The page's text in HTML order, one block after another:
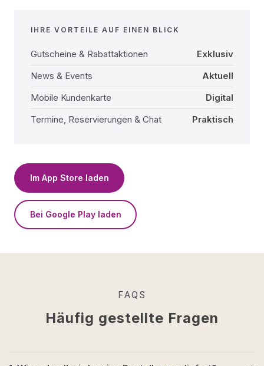
IHRE VORTEILE AUF EINEN BLICK
Gutscheine & Rabattaktionen
Exklusiv
News & Events
Aktuell
Mobile Kundenkarte
Digital
Termine, Reservierungen & Chat
Praktisch
Im App Store laden
Bei Google Play laden
FAQS
Häufig gestellte Fragen